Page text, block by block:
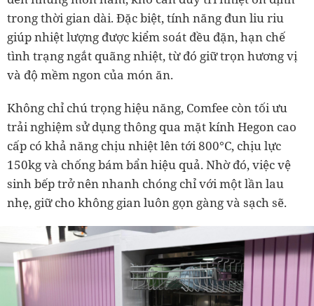
trong thời gian dài. Đặc biệt, tính năng đun liu riu
giúp nhiệt lượng được kiểm soát đều đặn, hạn chế
tình trạng ngắt quãng nhiệt, từ đó giữ trọn hương vị
và độ mềm ngon của món ăn.
Không chỉ chú trọng hiệu năng, Comfee còn tối ưu
trải nghiệm sử dụng thông qua mặt kính Hegon cao
cấp có khả năng chịu nhiệt lên tới 800°C, chịu lực
150kg và chống bám bẩn hiệu quả. Nhờ đó, việc vệ
sinh bếp trở nên nhanh chóng chỉ với một lần lau
nhẹ, giữ cho không gian luôn gọn gàng và sạch sẽ.